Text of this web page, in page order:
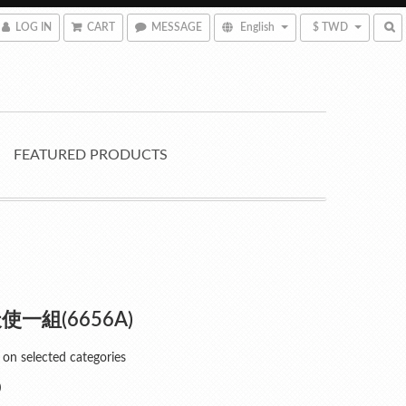
LOG IN CART MESSAGE English $ TWD
FEATURED PRODUCTS
一組(6656A)
selected categories